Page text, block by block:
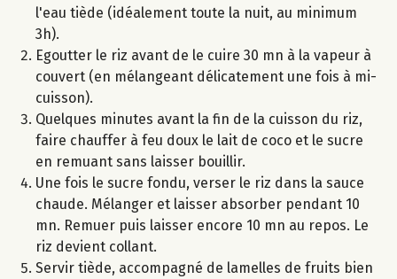
l'eau tiède (idéalement toute la nuit, au minimum
3h).
Egoutter le riz avant de le cuire 30 mn à la vapeur à
couvert (en mélangeant délicatement une fois à mi-
cuisson).
Quelques minutes avant la fin de la cuisson du riz,
faire chauffer à feu doux le lait de coco et le sucre
en remuant sans laisser bouillir.
Une fois le sucre fondu, verser le riz dans la sauce
chaude. Mélanger et laisser absorber pendant 10
mn. Remuer puis laisser encore 10 mn au repos. Le
riz devient collant.
Servir tiède, accompagné de lamelles de fruits bien